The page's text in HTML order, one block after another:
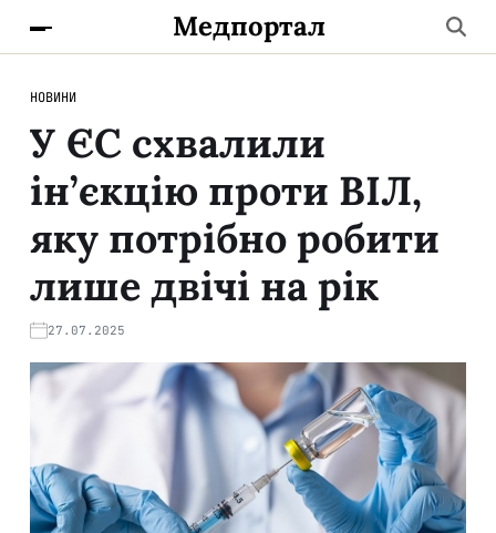
Медпортал
НОВИНИ
У ЄС схвалили
ін’єкцію проти ВІЛ,
яку потрібно робити
лише двічі на рік
27.07.2025